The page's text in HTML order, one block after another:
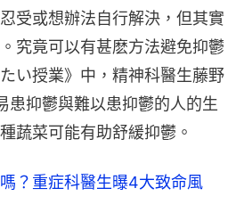
受或想辦法自行解決，但其實
究竟可以有甚麽方法避免抑鬱
い授業》中，精神科醫生藤野
患抑鬱與難以患抑鬱的人的生
蔬菜可能有助舒緩抑鬱。
？重症科醫生曝4大致命風